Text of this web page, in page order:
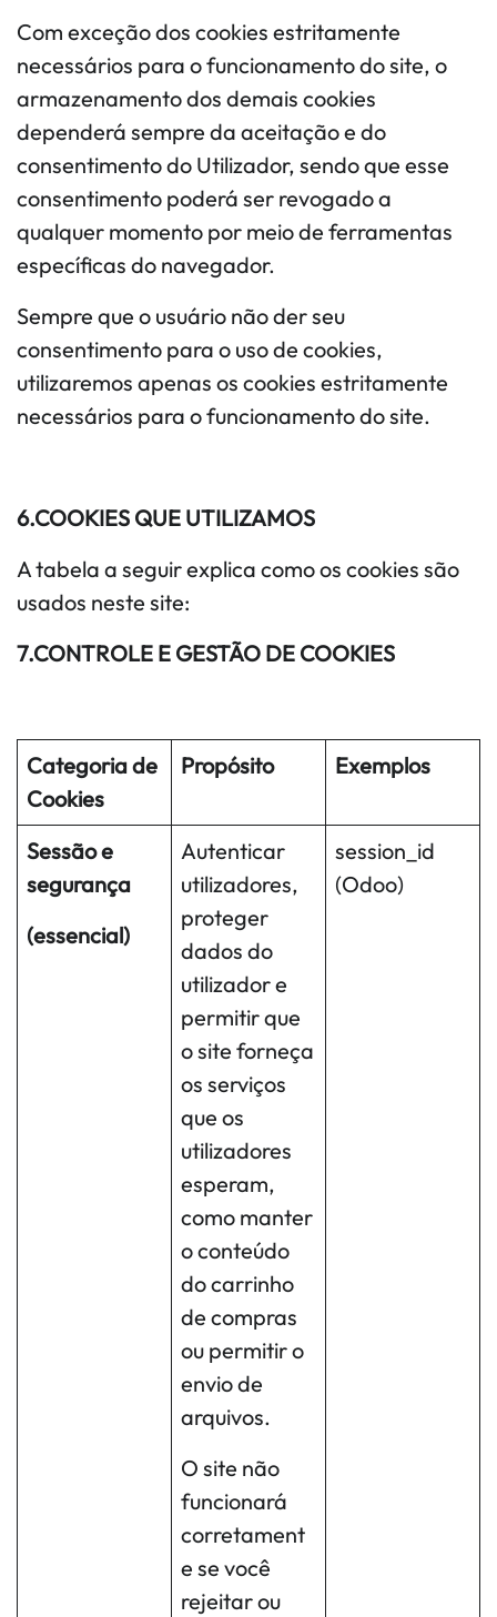
Com exceção dos cookies estritamente
necessários para o funcionamento do site, o
armazenamento dos demais cookies
dependerá sempre da aceitação e do
consentimento do Utilizador, sendo que esse
consentimento poderá ser revogado a
qualquer momento por meio de ferramentas
específicas do navegador.
Sempre que o usuário não der seu
consentimento para o uso de cookies,
utilizaremos apenas os cookies estritamente
necessários para o funcionamento do site.
6.COOKIES QUE UTILIZAMOS
A tabela a seguir explica como os cookies são
usados ​​neste site:
7.CONTROLE E GESTÃO DE COOKIES
Categoria de
Cookies
Propósito Exemplos
Sessão e
segurança
(essencial)
Autenticar
utilizadores,
proteger
dados do
utilizador e
permitir que
o site forneça
os serviços
que os
utilizadores
esperam,
como manter
o conteúdo
do carrinho
de compras
ou permitir o
envio de
arquivos.
O site não
funcionará
corretament
e se você
rejeitar ou
session_id
(Odoo)